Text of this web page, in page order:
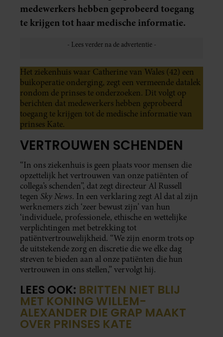
medewerkers hebben geprobeerd toegang
te krijgen tot haar medische informatie.
Het ziekenhuis waar Catherine van Wales (42) een
buikoperatie onderging, zegt een vermeende datalek
rondom de prinses te onderzoeken. Dit volgt op
berichten dat medewerkers hebben geprobeerd
toegang te krijgen tot de medische informatie van
prinses Kate.
VERTROUWEN SCHENDEN
“In ons ziekenhuis is geen plaats voor mensen die
opzettelijk het vertrouwen van onze patiënten of
collega’s schenden”, dat zegt directeur Al Russell
tegen SkyNews. In een verklaring zegt Al dat al zijn
werknemers zich ‘zeer bewust zijn’ van hun
‘individuele, professionele, ethische en wettelijke
verplichtingen met betrekking tot
patiëntvertrouwelijkheid. “We zijn enorm trots op
de uitstekende zorg en discretie die we elke dag
streven te bieden aan al onze patiënten die hun
vertrouwen in ons stellen,” vervolgt hij.
LEES OOK: BRITTEN NIET BLIJ
MET KONING WILLEM-
ALEXANDER DIE GRAP MAAKT
OVER PRINSES KATE